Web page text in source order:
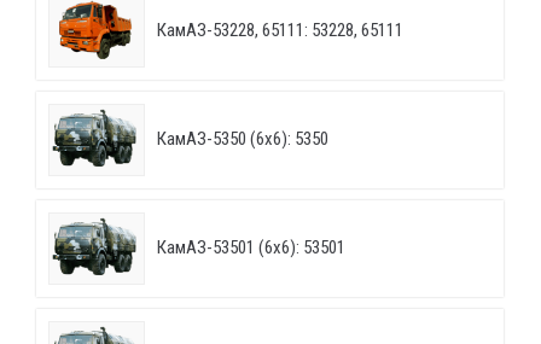
КамАЗ-53228, 65111: 53228, 65111
КамАЗ-5350 (6х6): 5350
КамАЗ-53501 (6х6): 53501